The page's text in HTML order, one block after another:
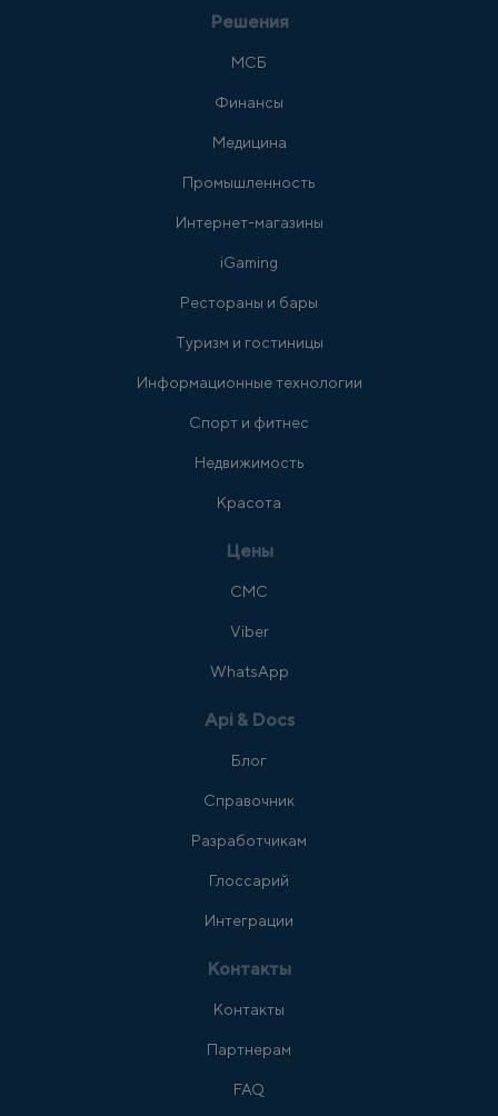
Решения
МСБ
Финансы
Медицина
Промышленность
Интернет-магазины
iGaming
Рестораны и бары
Туризм и гостиницы
Информационные технологии
Спорт и фитнес
Недвижимость
Красота
Цены
СМС
Viber
WhatsApp
Api & Docs
Блог
Справочник
Разработчикам
Глоссарий
Интеграции
Контакты
Контакты
Партнерам
FAQ